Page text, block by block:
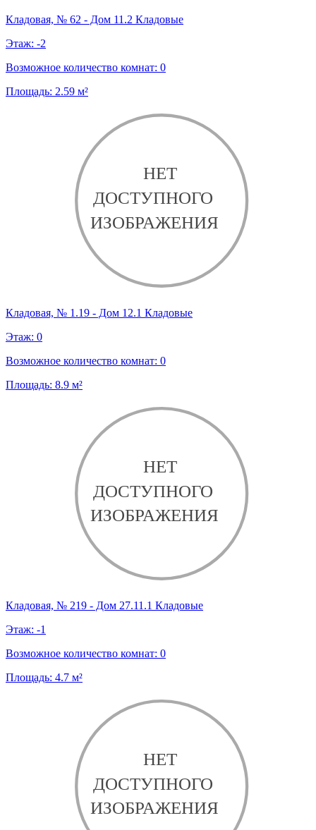
Кладовая, № 62 - Дом 11.2 Кладовые
Этаж: -2
Возможное количество комнат: 0
Площадь: 2.59 м²
Кладовая, № 1.19 - Дом 12.1 Кладовые
Этаж: 0
Возможное количество комнат: 0
Площадь: 8.9 м²
Кладовая, № 219 - Дом 27.11.1 Кладовые
Этаж: -1
Возможное количество комнат: 0
Площадь: 4.7 м²